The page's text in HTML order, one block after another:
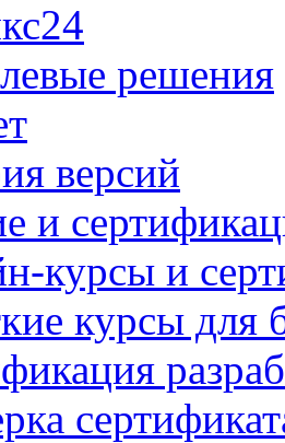
решения
версий
и
курсы и
курсы для